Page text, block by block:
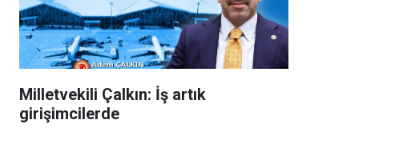
Milletvekili Çalkın: İş artık
girişimcilerde